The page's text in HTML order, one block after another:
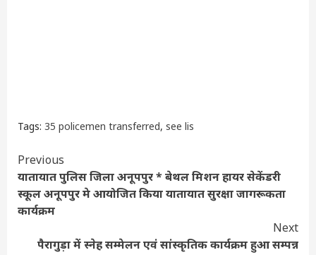
Tags: 35 policemen transferred, see lis
Continue
Reading
Previous
यातायात पुलिस जिला अनूपपुर * बेथल मिशन हायर सेकेंडरी
स्कूल अनूपपुर मे आयोजित किया यातायात सुरक्षा जागरूकता
कार्यक्रम
Next
पैरागुड़ा में स्नेह सम्मेलन एवं सांस्कृतिक कार्यक्रम हुआ सम्पन्न